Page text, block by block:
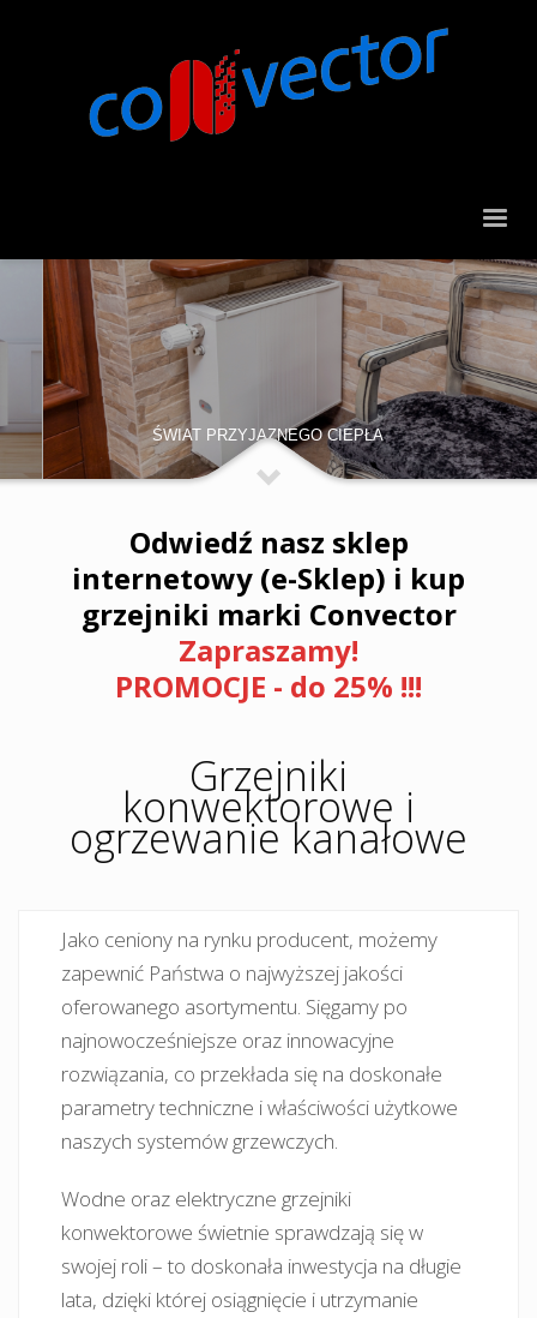
ŚWIAT PRZYJAZNEGO CIEPŁA
Odwiedź nasz sklep
internetowy (e-Sklep) i kup
grzejniki marki Convector
Zapraszamy!
PROMOCJE - do 25% !!!
Grzejniki
konwektorowe i
ogrzewanie kanałowe
Jako ceniony na rynku producent, możemy
zapewnić Państwa o najwyższej jakości
oferowanego asortymentu. Sięgamy po
najnowocześniejsze oraz innowacyjne
rozwiązania, co przekłada się na doskonałe
parametry techniczne i właściwości użytkowe
naszych systemów grzewczych.
Wodne oraz elektryczne grzejniki
konwektorowe świetnie sprawdzają się w
swojej roli – to doskonała inwestycja na długie
lata, dzięki której osiągnięcie i utrzymanie